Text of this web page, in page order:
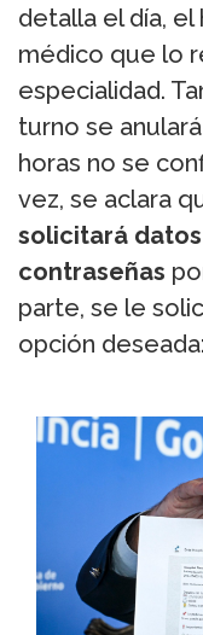
detalla el día,
médico que lo
especialidad.
turno se
horas no se
vez, se aclara
solicitará
contraseñas
parte, se le
opción deseada: